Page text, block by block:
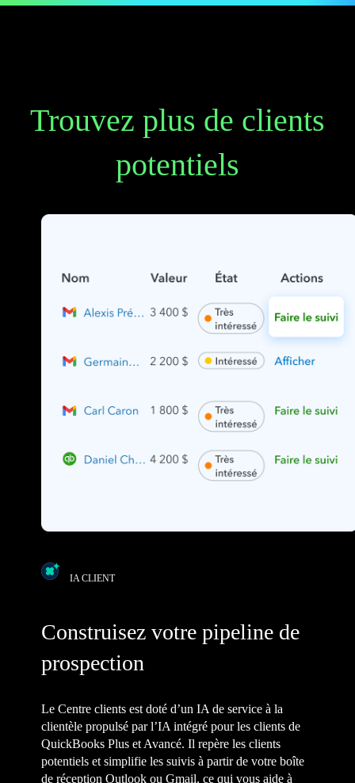
Trouvez plus de clients
potentiels
IA CLIENT
Construisez votre pipeline de
prospection
Le Centre clients est doté d’un IA de service à la
clientèle propulsé par l’IA intégré pour les clients de
QuickBooks Plus et Avancé. Il repère les clients
potentiels et simplifie les suivis à partir de votre boîte
de réception Outlook ou Gmail, ce qui vous aide à